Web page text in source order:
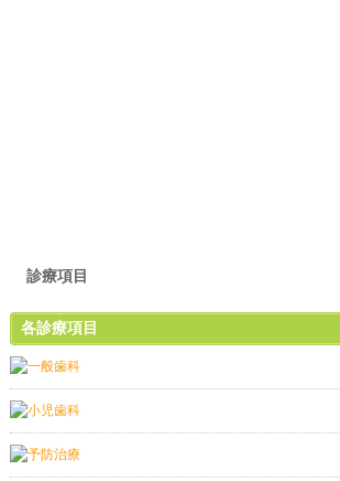
診療項目
各診療項目